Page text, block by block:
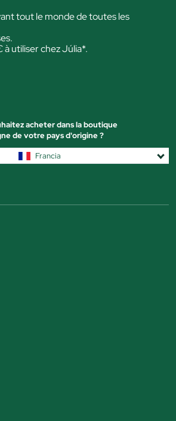
tout le monde de toutes les
à utiliser chez Júlia*.
acheter dans la boutique
de votre pays d'origine ?
Francia